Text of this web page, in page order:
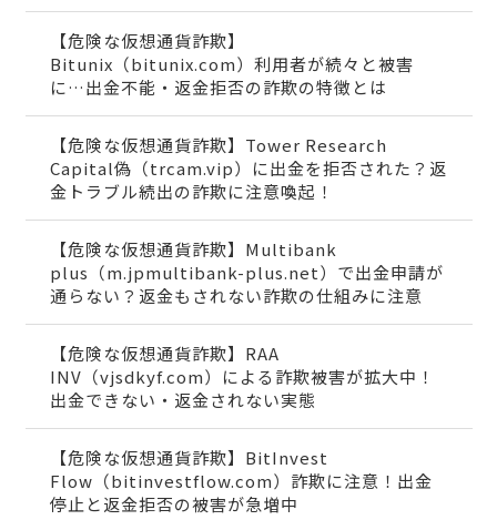
【危険な仮想通貨詐欺】
Bitunix（bitunix.com）利用者が続々と被害
に…出金不能・返金拒否の詐欺の特徴とは
【危険な仮想通貨詐欺】Tower Research
Capital偽（trcam.vip）に出金を拒否された？返
金トラブル続出の詐欺に注意喚起！
【危険な仮想通貨詐欺】Multibank
plus（m.jpmultibank-plus.net）で出金申請が
通らない？返金もされない詐欺の仕組みに注意
【危険な仮想通貨詐欺】RAA
INV（vjsdkyf.com）による詐欺被害が拡大中！
出金できない・返金されない実態
【危険な仮想通貨詐欺】BitInvest
Flow（bitinvestflow.com）詐欺に注意！出金
停止と返金拒否の被害が急増中